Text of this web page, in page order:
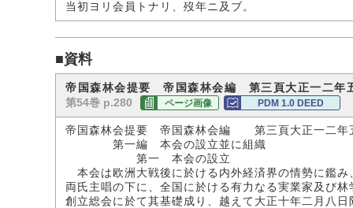
当初ヨリ会員トナリ、歿年ニ及ブ。
■資料
帝国森林会提要 帝国森林会編 第三頁大正一二年
第54巻 p.280 ページ画像 PDM 1.0 DEED
帝国森林会提要 帝国森林会編 第三頁大正一二年
第一編 本会の設立並に組織
第一 本会の設立
本会は欧洲大戦後に於ける内外経済界の情勢に鑑
両氏主唱の下に、全国に於ける有力なる実業家及び
創立総会に於て其基礎成り、越えて大正十年二月八